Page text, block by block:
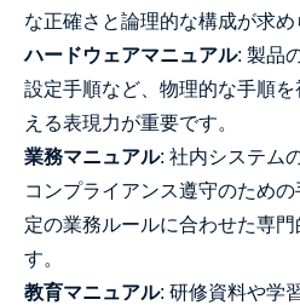
な正確さと論理的な構成が求め
ハードウェアマニュアル: 製品
設定手順など、物理的な手順
える表現力が重要です。
業務マニュアル: 社内システム
コンプライアンス遵守のため
定の業務ルールに合わせた専
す。
教育マニュアル: 研修資料や学